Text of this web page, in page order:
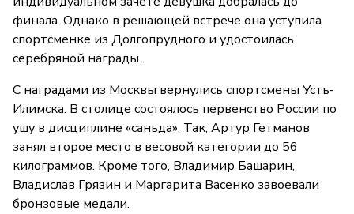
финала. Однако в решающей встрече она уступила
спортсменке из Долгопрудного и удостоилась
серебряной награды.
С наградами из Москвы вернулись спортсмены Усть-
Илимска. В столице состоялось первенство России по
ушу в дисциплине «саньда». Так, Артур Гетманов
занял второе место в весовой категории до 56
килограммов. Кроме того, Владимир Башарин,
Владислав Грязин и Маргарита Васенко завоевали
бронзовые медали.